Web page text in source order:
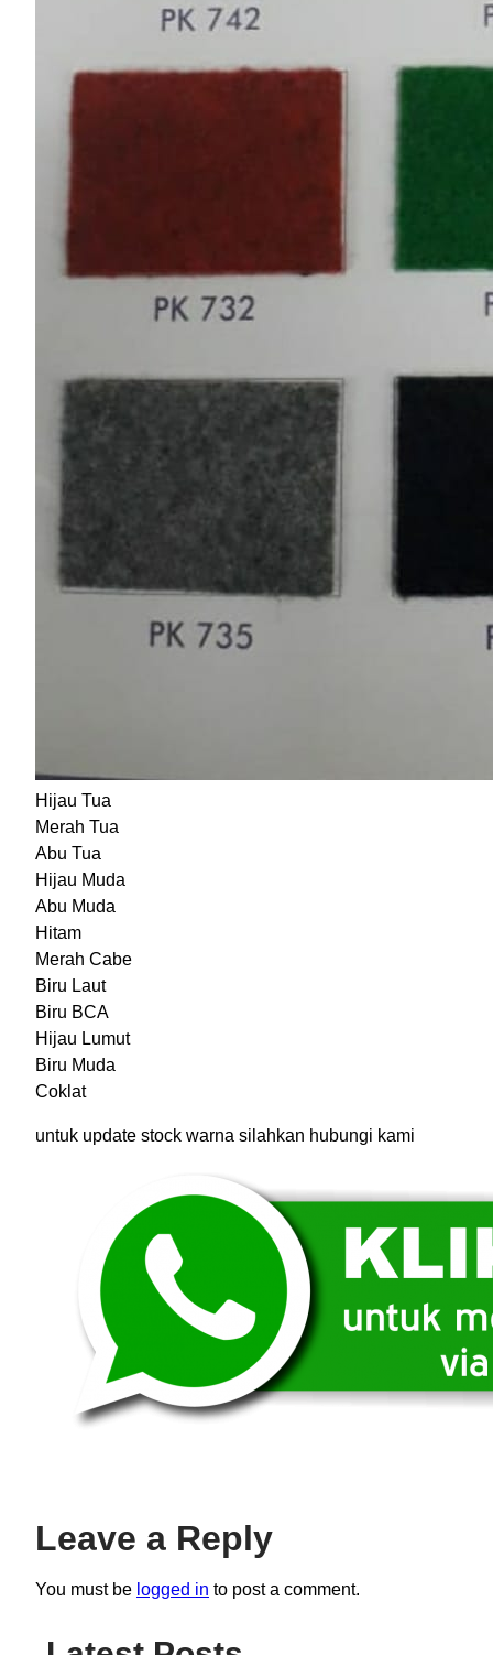
Hijau Tua
Merah Tua
Abu Tua
Hijau Muda
Abu Muda
Hitam
Merah Cabe
Biru Laut
Biru BCA
Hijau Lumut
Biru Muda
Coklat
untuk update stock warna silahkan hubungi kami
Leave a Reply
You must be logged in to post a comment.